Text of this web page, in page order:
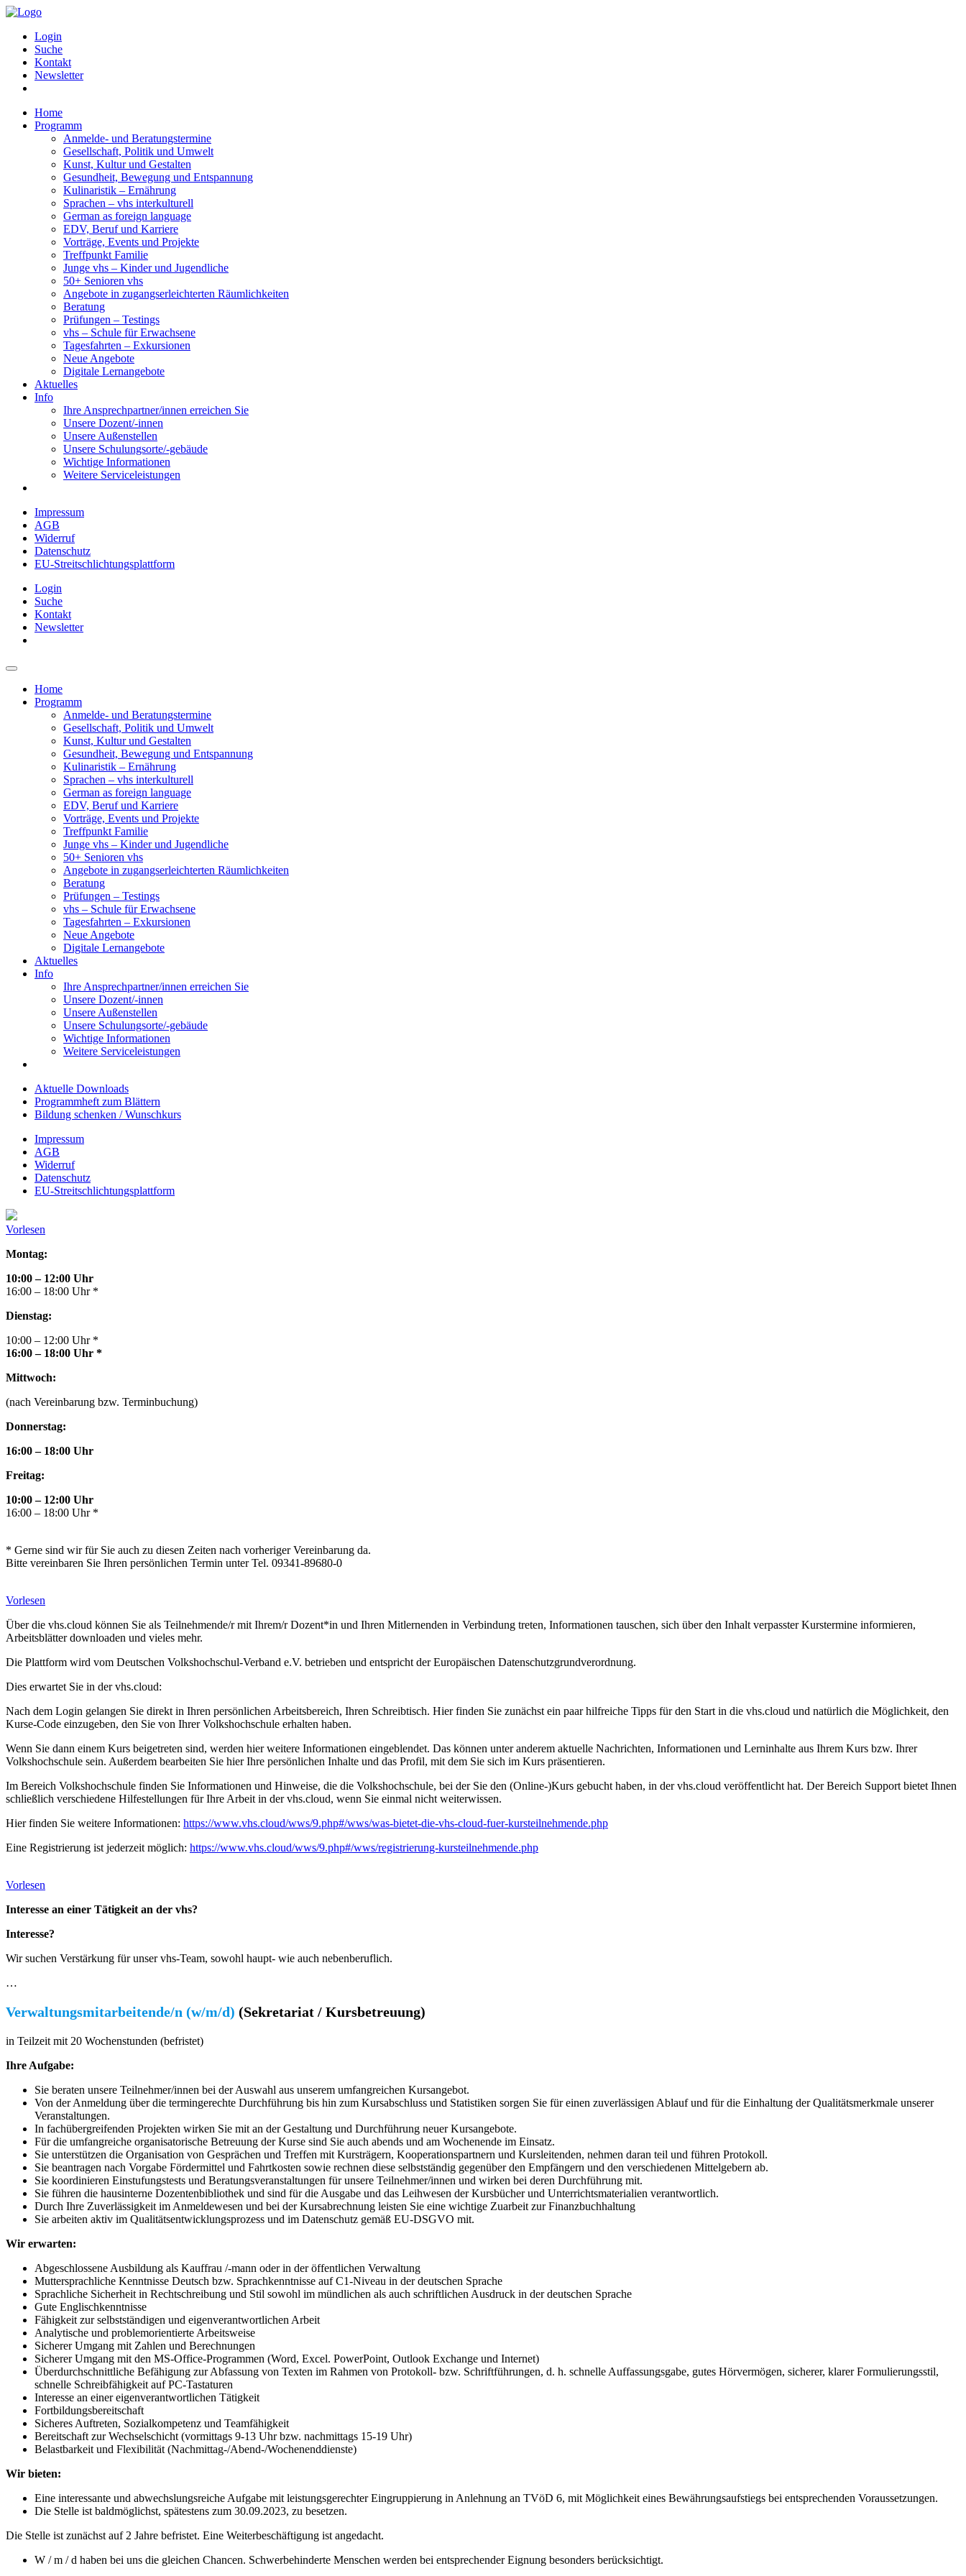
Login
Suche
Kontakt
Newsletter
Home
Programm
Anmelde- und Beratungstermine
Gesellschaft, Politik und Umwelt
Kunst, Kultur und Gestalten
Gesundheit, Bewegung und Entspannung
Kulinaristik – Ernährung
Sprachen – vhs interkulturell
German as foreign language
EDV, Beruf und Karriere
Vorträge, Events und Projekte
Treffpunkt Familie
Junge vhs – Kinder und Jugendliche
50+ Senioren vhs
Angebote in zugangserleichterten Räumlichkeiten
Beratung
Prüfungen – Testings
vhs – Schule für Erwachsene
Tagesfahrten – Exkursionen
Neue Angebote
Digitale Lernangebote
Aktuelles
Info
Ihre Ansprechpartner/innen erreichen Sie
Unsere Dozent/-innen
Unsere Außenstellen
Unsere Schulungsorte/-gebäude
Wichtige Informationen
Weitere Serviceleistungen
Impressum
AGB
Widerruf
Datenschutz
EU-Streitschlichtungsplattform
Login
Suche
Kontakt
Newsletter
Home
Programm
Anmelde- und Beratungstermine
Gesellschaft, Politik und Umwelt
Kunst, Kultur und Gestalten
Gesundheit, Bewegung und Entspannung
Kulinaristik – Ernährung
Sprachen – vhs interkulturell
German as foreign language
EDV, Beruf und Karriere
Vorträge, Events und Projekte
Treffpunkt Familie
Junge vhs – Kinder und Jugendliche
50+ Senioren vhs
Angebote in zugangserleichterten Räumlichkeiten
Beratung
Prüfungen – Testings
vhs – Schule für Erwachsene
Tagesfahrten – Exkursionen
Neue Angebote
Digitale Lernangebote
Aktuelles
Info
Ihre Ansprechpartner/innen erreichen Sie
Unsere Dozent/-innen
Unsere Außenstellen
Unsere Schulungsorte/-gebäude
Wichtige Informationen
Weitere Serviceleistungen
Aktuelle Downloads
Programmheft zum Blättern
Bildung schenken / Wunschkurs
Impressum
AGB
Widerruf
Datenschutz
EU-Streitschlichtungsplattform
Vorlesen
Montag:
10:00 – 12:00 Uhr
16:00 – 18:00 Uhr *
Dienstag:
10:00 – 12:00 Uhr *
16:00 – 18:00 Uhr *
Mittwoch:
(nach Vereinbarung bzw. Terminbuchung)
Donnerstag:
16:00 – 18:00 Uhr
Freitag:
10:00 – 12:00 Uhr
16:00 – 18:00 Uhr *
* Gerne sind wir für Sie auch zu diesen Zeiten nach vorheriger Vereinbarung da.
Bitte vereinbaren Sie Ihren persönlichen Termin unter Tel. 09341-89680-0
Vorlesen
Über die vhs.cloud können Sie als Teilnehmende/r mit Ihrem/r Dozent*in und Ihren Mitlernenden in Verbindung treten, Informationen tauschen, sich über den Inhalt verpasster Kurstermine informieren,
Arbeitsblätter downloaden und vieles mehr.
Die Plattform wird vom Deutschen Volkshochschul-Verband e.V. betrieben und entspricht der Europäischen Datenschutzgrundverordnung.
Dies erwartet Sie in der vhs.cloud:
Nach dem Login gelangen Sie direkt in Ihren persönlichen Arbeitsbereich, Ihren Schreibtisch. Hier finden Sie zunächst ein paar hilfreiche Tipps für den Start in die vhs.cloud und natürlich die Möglichkeit, den
Kurse-Code einzugeben, den Sie von Ihrer Volkshochschule erhalten haben.
Wenn Sie dann einem Kurs beigetreten sind, werden hier weitere Informationen eingeblendet. Das können unter anderem aktuelle Nachrichten, Informationen und Lerninhalte aus Ihrem Kurs bzw. Ihrer
Volkshochschule sein. Außerdem bearbeiten Sie hier Ihre persönlichen Inhalte und das Profil, mit dem Sie sich im Kurs präsentieren.
Im Bereich Volkshochschule finden Sie Informationen und Hinweise, die die Volkshochschule, bei der Sie den (Online-)Kurs gebucht haben, in der vhs.cloud veröffentlicht hat. Der Bereich Support bietet Ihnen
schließlich verschiedene Hilfestellungen für Ihre Arbeit in der vhs.cloud, wenn Sie einmal nicht weiterwissen.
Hier finden Sie weitere Informationen: https://www.vhs.cloud/wws/9.php#/wws/was-bietet-die-vhs-cloud-fuer-kursteilnehmende.php
Eine Registrierung ist jederzeit möglich: https://www.vhs.cloud/wws/9.php#/wws/registrierung-kursteilnehmende.php
Vorlesen
Interesse an einer Tätigkeit an der vhs?
Interesse?
Wir suchen Verstärkung für unser vhs-Team, sowohl haupt- wie auch nebenberuflich.
…
Verwaltungsmitarbeitende/n (w/m/d) (Sekretariat / Kursbetreuung)
in Teilzeit mit 20 Wochenstunden (befristet)
Ihre Aufgabe:
Sie beraten unsere Teilnehmer/innen bei der Auswahl aus unserem umfangreichen Kursangebot.
Von der Anmeldung über die termingerechte Durchführung bis hin zum Kursabschluss und Statistiken sorgen Sie für einen zuverlässigen Ablauf und für die Einhaltung der Qualitätsmerkmale unserer
Veranstaltungen.
In fachübergreifenden Projekten wirken Sie mit an der Gestaltung und Durchführung neuer Kursangebote.
Für die umfangreiche organisatorische Betreuung der Kurse sind Sie auch abends und am Wochenende im Einsatz.
Sie unterstützen die Organisation von Gesprächen und Treffen mit Kursträgern, Kooperationspartnern und Kursleitenden, nehmen daran teil und führen Protokoll.
Sie beantragen nach Vorgabe Fördermittel und Fahrtkosten sowie rechnen diese selbstständig gegenüber den Empfängern und den verschiedenen Mittelgebern ab.
Sie koordinieren Einstufungstests und Beratungsveranstaltungen für unsere Teilnehmer/innen und wirken bei deren Durchführung mit.
Sie führen die hausinterne Dozentenbibliothek und sind für die Ausgabe und das Leihwesen der Kursbücher und Unterrichtsmaterialien verantwortlich.
Durch Ihre Zuverlässigkeit im Anmeldewesen und bei der Kursabrechnung leisten Sie eine wichtige Zuarbeit zur Finanzbuchhaltung
Sie arbeiten aktiv im Qualitätsentwicklungsprozess und im Datenschutz gemäß EU-DSGVO mit.
Wir erwarten:
Abgeschlossene Ausbildung als Kauffrau /-mann oder in der öffentlichen Verwaltung
Muttersprachliche Kenntnisse Deutsch bzw. Sprachkenntnisse auf C1-Niveau in der deutschen Sprache
Sprachliche Sicherheit in Rechtschreibung und Stil sowohl im mündlichen als auch schriftlichen Ausdruck in der deutschen Sprache
Gute Englischkenntnisse
Fähigkeit zur selbstständigen und eigenverantwortlichen Arbeit
Analytische und problemorientierte Arbeitsweise
Sicherer Umgang mit Zahlen und Berechnungen
Sicherer Umgang mit den MS-Office-Programmen (Word, Excel. PowerPoint, Outlook Exchange und Internet)
Überdurchschnittliche Befähigung zur Abfassung von Texten im Rahmen von Protokoll- bzw. Schriftführungen, d. h. schnelle Auffassungsgabe, gutes Hörvermögen, sicherer, klarer Formulierungsstil,
schnelle Schreibfähigkeit auf PC-Tastaturen
Interesse an einer eigenverantwortlichen Tätigkeit
Fortbildungsbereitschaft
Sicheres Auftreten, Sozialkompetenz und Teamfähigkeit
Bereitschaft zur Wechselschicht (vormittags 9-13 Uhr bzw. nachmittags 15-19 Uhr)
Belastbarkeit und Flexibilität (Nachmittag-/Abend-/Wochenenddienste)
Wir bieten:
Eine interessante und abwechslungsreiche Aufgabe mit leistungsgerechter Eingruppierung in Anlehnung an TVöD 6, mit Möglichkeit eines Bewährungsaufstiegs bei entsprechenden Voraussetzungen.
Die Stelle ist baldmöglichst, spätestens zum 30.09.2023, zu besetzen.
Die Stelle ist zunächst auf 2 Jahre befristet. Eine Weiterbeschäftigung ist angedacht.
W / m / d haben bei uns die gleichen Chancen. Schwerbehinderte Menschen werden bei entsprechender Eignung besonders berücksichtigt.